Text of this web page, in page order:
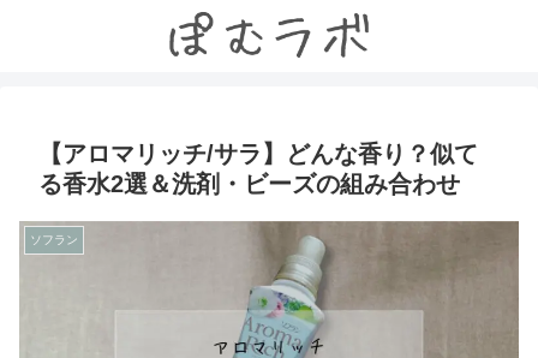
【アロマリッチ/サラ】どんな香り？似て
る香水2選＆洗剤・ビーズの組み合わせ
ソフラン